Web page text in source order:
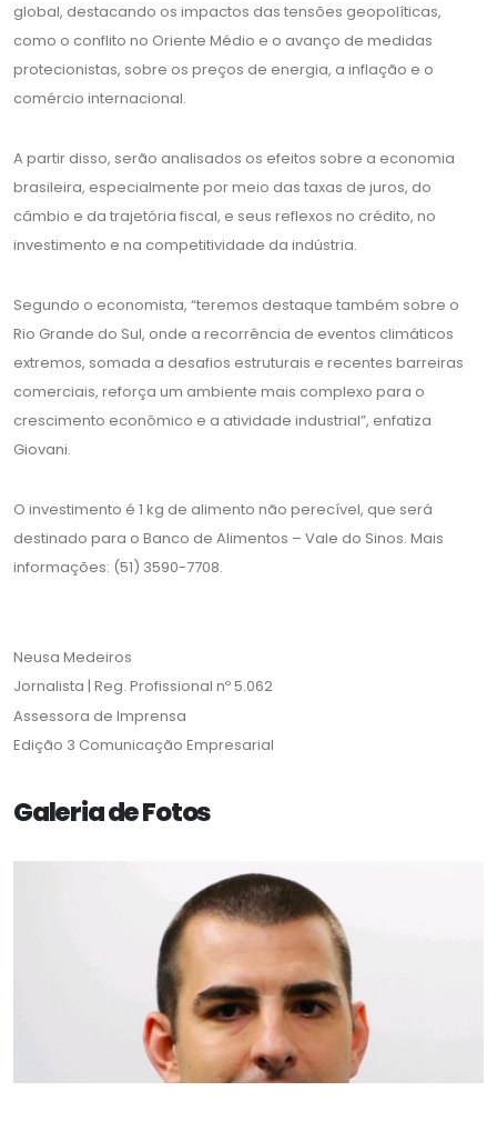
global, destacando os impactos das tensões geopolíticas,
como o conflito no Oriente Médio e o avanço de medidas
protecionistas, sobre os preços de energia, a inflação e o
comércio internacional.
A partir disso, serão analisados os efeitos sobre a economia
brasileira, especialmente por meio das taxas de juros, do
câmbio e da trajetória fiscal, e seus reflexos no crédito, no
investimento e na competitividade da indústria.
Segundo o economista, “teremos destaque também sobre o
Rio Grande do Sul, onde a recorrência de eventos climáticos
extremos, somada a desafios estruturais e recentes barreiras
comerciais, reforça um ambiente mais complexo para o
crescimento econômico e a atividade industrial”, enfatiza
Giovani.
O investimento é 1 kg de alimento não perecível, que será
destinado para o Banco de Alimentos – Vale do Sinos. Mais
informações: (51) 3590-7708.
Neusa Medeiros
Jornalista | Reg. Profissional nº 5.062
Assessora de Imprensa
Edição 3 Comunicação Empresarial
Galeria de Fotos